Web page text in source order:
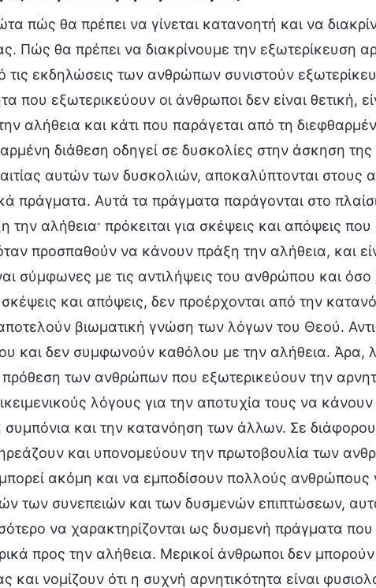
πώς θα πρέπει να γίνεται κατανοητή και να
Πώς θα πρέπει να διακρίνουμε την εξωτερίκευση
τις εκδηλώσεις των ανθρώπων συνιστούν
που εξωτερικεύουν οι άνθρωποι δεν είναι θετική,
αλήθεια και κάτι που παράγεται από τη
διάθεση οδηγεί σε δυσκολίες στην άσκηση
αυτών των δυσκολιών, αποκαλύπτονται στους
πράγματα. Αυτά τα πράγματα παράγονται στο
την αλήθεια· πρόκειται για σκέψεις και απόψεις
προσπαθούν να κάνουν πράξη την αλήθεια, και
σύμφωνες με τις αντιλήψεις του ανθρώπου και
σκέψεις και απόψεις, δεν προέρχονται από την
βιωματική γνώση των λόγων του Θεού.
και δεν συμφωνούν καθόλου με την αλήθεια. Άρα,
των ανθρώπων που εξωτερικεύουν την
λόγους για την αποτυχία τους να
συμπόνια και την κατανόηση των άλλων. Σε
και υπονομεύουν την πρωτοβουλία των
ακόμη και να εμποδίσουν πολλούς
των συνεπειών και των δυσμενών επιπτώσεων,
να χαρακτηρίζονται ως δυσμενή πράγματα που
προς την αλήθεια. Μερικοί άνθρωποι δεν
και νομίζουν ότι η συχνή αρνητικότητα είναι